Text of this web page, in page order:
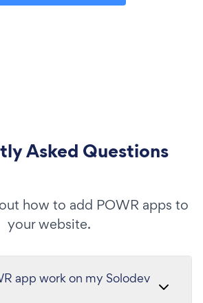
Asked Questions
how to add POWR apps to
your website.
app work on my Solodev